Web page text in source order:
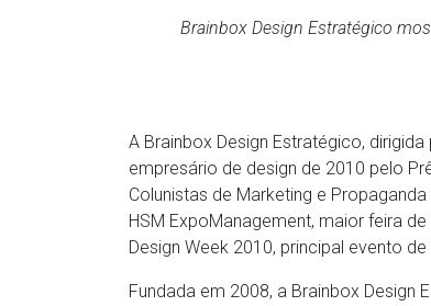
Brainbox Design Estratégico
A Brainbox Design Estratégico,
empresário de design de 2010 pelo
Colunistas de Marketing e
HSM ExpoManagement, maior feira
Design Week 2010, principal evento
Fundada em 2008, a Brainbox